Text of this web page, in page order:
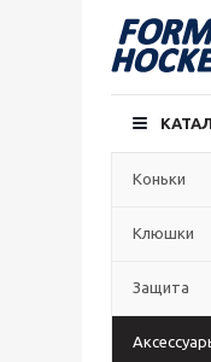
Коньки
Клюшки
Защита